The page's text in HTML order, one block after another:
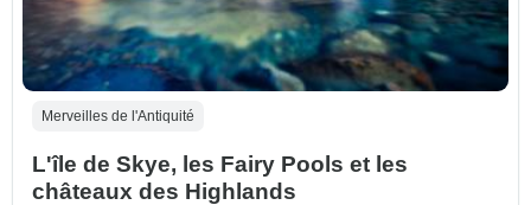
Merveilles de l'Antiquité
L'île de Skye, les Fairy Pools et les
châteaux des Highlands